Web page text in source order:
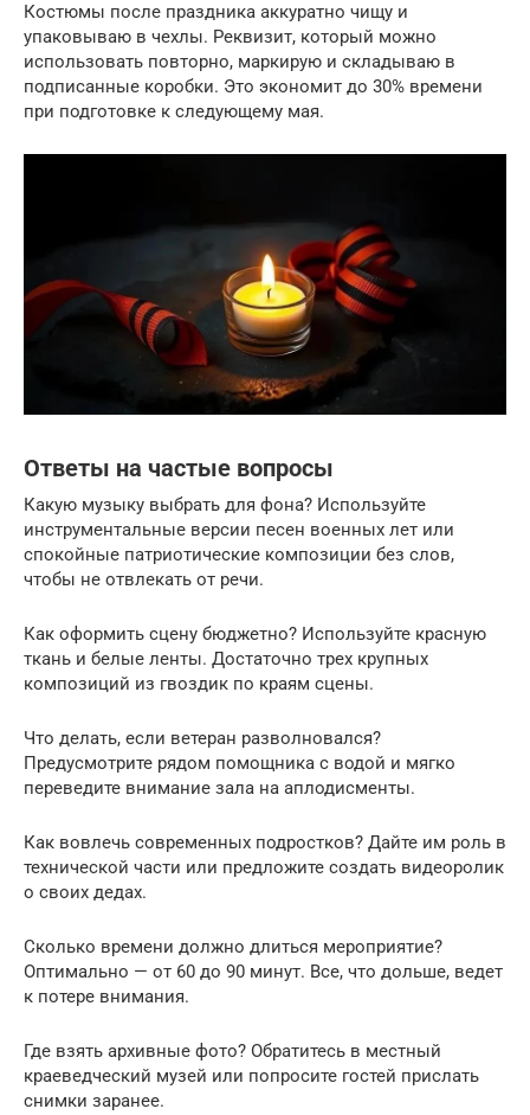
Костюмы после праздника аккуратно чищу и
упаковываю в чехлы. Реквизит, который можно
использовать повторно, маркирую и складываю в
подписанные коробки. Это экономит до 30% времени
при подготовке к следующему мая.
Ответы на частые вопросы
Какую музыку выбрать для фона? Используйте
инструментальные версии песен военных лет или
спокойные патриотические композиции без слов,
чтобы не отвлекать от речи.
Как оформить сцену бюджетно? Используйте красную
ткань и белые ленты. Достаточно трех крупных
композиций из гвоздик по краям сцены.
Что делать, если ветеран разволновался?
Предусмотрите рядом помощника с водой и мягко
переведите внимание зала на аплодисменты.
Как вовлечь современных подростков? Дайте им роль в
технической части или предложите создать видеоролик
о своих дедах.
Сколько времени должно длиться мероприятие?
Оптимально — от 60 до 90 минут. Все, что дольше, ведет
к потере внимания.
Где взять архивные фото? Обратитесь в местный
краеведческий музей или попросите гостей прислать
снимки заранее.